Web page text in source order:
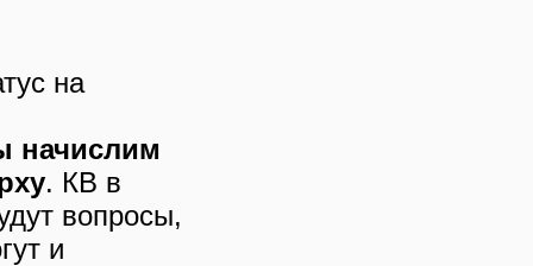
на
начислим
. КВ в
вопросы,
и